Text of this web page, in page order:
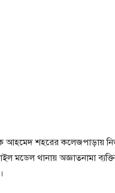
আহমেদ শহরের কলেজপাড়ায়
মডেল থানায় অজ্ঞাতনামা